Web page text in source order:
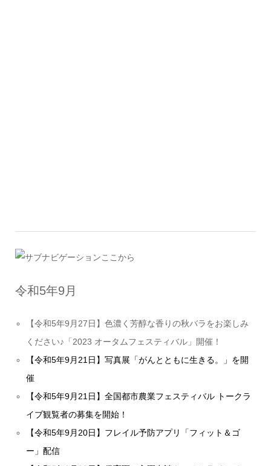
令和5年9月
【令和5年9月27日】色濃く芳醇な香りの秋バラをお楽しみ
ください♪「2023 オータムフェスティバル」開催！
【令和5年9月21日】写真展「がんとともに生きる。」を開
催
【令和5年9月21日】全国都市農業フェスティバル トークラ
イブ観覧者の募集を開始！
【令和5年9月20日】フレイル予防アプリ「フィット＆ゴ
ー」配信